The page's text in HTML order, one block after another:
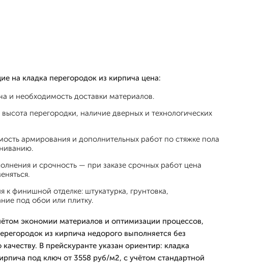
на кладка перегородок из кирпича цена:
и необходимость доставки материалов.
перегородки, наличие дверных и технологических
армирования и дополнительных работ по стяжке пола
и срочность — при заказе срочных работ цена
к финишной отделке: штукатурка, грунтовка,
под обои или плитку.
экономии материалов и оптимизации процессов,
из кирпича недорого выполняется без
В прейскуранте указан ориентир: кладка
под ключ от 3558 руб/м2, с учётом стандартной